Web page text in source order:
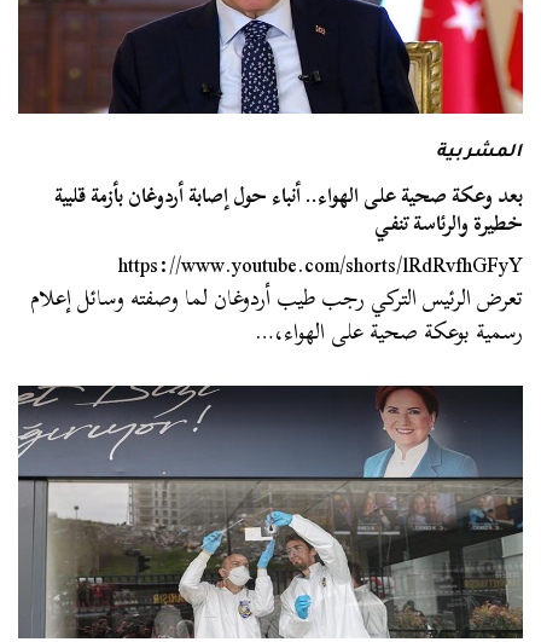
المشربية
بعد وعكة صحية على الهواء.. أنباء حول إصابة أردوغان بأزمة قلبية
خطيرة والرئاسة تنفي
https://www.youtube.com/shorts/lRdRvfhGFyY
تعرض الرئيس التركي رجب طيب أردوغان لما وصفته وسائل إعلام
رسمية بوعكة صحية على الهواء،…